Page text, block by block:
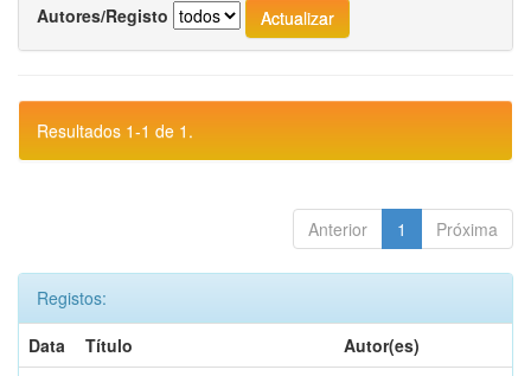
Autores/Registo
Resultados 1-1 de 1.
Anterior 1 Próxima
Registos:
Data
Título
Autor(es)